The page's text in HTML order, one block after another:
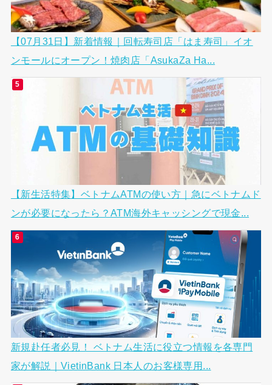
【07月31日】新着情報｜回転寿司店「はま寿司」イオ
ンモールにオープン！焼肉店「AsukaZa Ha...
【新生活特集】ベトナムATMの使い方｜急にベトナムド
ンが必要になったら？ATM海外キャッシングで現金...
新規赴任者必見！ ベトナム生活に役立つ情報を各専門
家が解説｜VietinBank 日本人のお客様専用...